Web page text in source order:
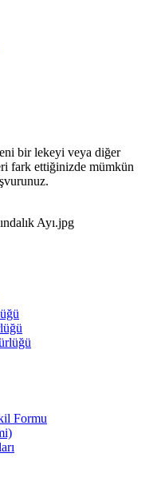
bir lekeyi veya diğer
fark ettiğinizde mümkün
Formu